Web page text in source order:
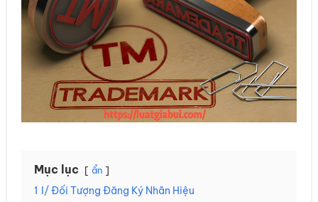
Mục lục ẩn
1 I/ Đối Tượng Đăng Ký Nhãn Hiệu